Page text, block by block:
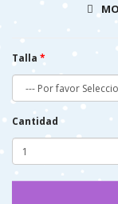
COMPOSICIÓN:
Talla
Cantidad